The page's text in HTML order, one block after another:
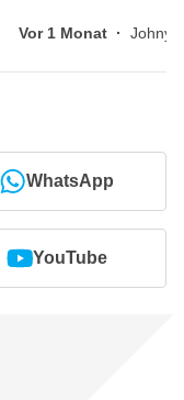
Vor 1 Monat · Johny,
WhatsApp
YouTube